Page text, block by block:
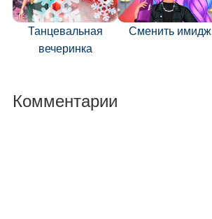
Танцевальная
вечеринка
Сменить имидж
Комментарии